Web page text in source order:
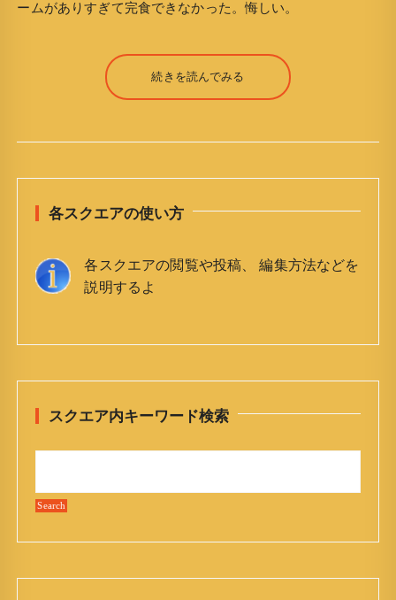
ームがありすぎて完食できなかった。悔しい。
続きを読んでみる
各スクエアの使い方
各スクエアの閲覧や投稿、 編集方法などを
説明するよ
スクエア内キーワード検索